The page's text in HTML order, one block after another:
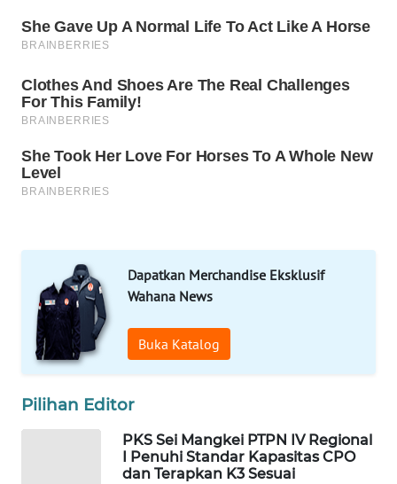
Dapatkan Merchandise Eksklusif
Wahana News
Buka Katalog
Pilihan Editor
PKS Sei Mangkei PTPN IV Regional
I Penuhi Standar Kapasitas CPO
dan Terapkan K3 Sesuai
NET
WAHANA
SPORT
WAHANA
UMKM
WAHANA
PERSONA
WAHANA
OTOMOTIF
WAHANA
HEALTH